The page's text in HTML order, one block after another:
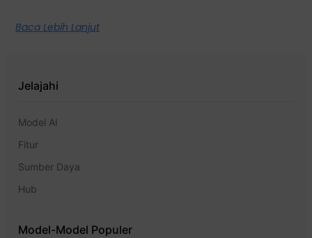
Baca Lebih Lanjut
Jelajahi
Model AI
Fitur
Sumber Daya
Hub
Model-Model Populer